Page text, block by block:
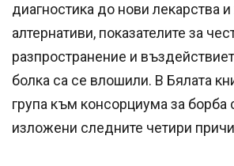
диагностика до нови лекарства
алтернативи, показателите за
разпространение и
болка са се влошили. В Бялата
група към консорциума за борба
изложени следните четири